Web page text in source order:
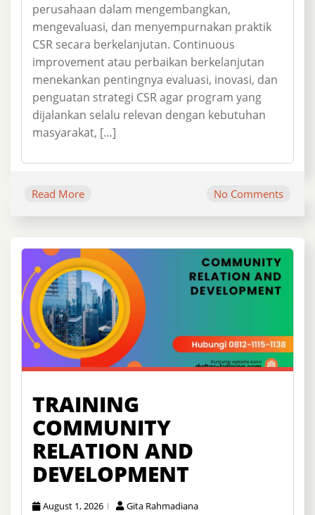
perusahaan dalam mengembangkan,
mengevaluasi, dan menyempurnakan praktik
CSR secara berkelanjutan. Continuous
improvement atau perbaikan berkelanjutan
menekankan pentingnya evaluasi, inovasi, dan
penguatan strategi CSR agar program yang
dijalankan selalu relevan dengan kebutuhan
masyarakat, […]
Read More No Comments
TRAINING
COMMUNITY
RELATION AND
DEVELOPMENT
August 1, 2026 Gita Rahmadiana